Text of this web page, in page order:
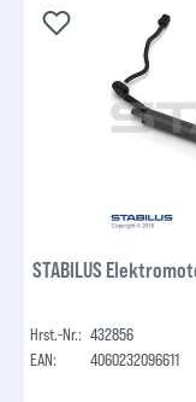
STABILUS
Hrst.-Nr.: 432856
EAN:
4060232096611